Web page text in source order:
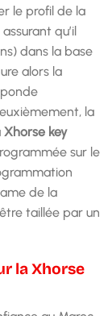
le profil de la
qu’il
dans la base
alors la
la
Xhorse key
sur le
de la
taillée par un
la Xhorse